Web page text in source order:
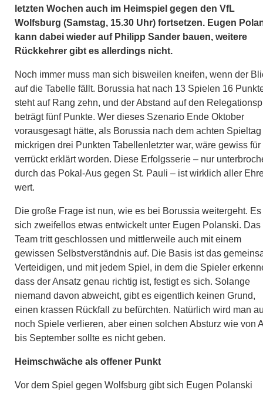
letzten Wochen auch im Heimspiel gegen den VfL
Wolfsburg (Samstag, 15.30 Uhr) fortsetzen. Eugen
kann dabei wieder auf Philipp Sander bauen, weitere
Rückkehrer gibt es allerdings nicht.
Noch immer muss man sich bisweilen kneifen, wenn der
auf die Tabelle fällt. Borussia hat nach 13 Spielen 16
steht auf Rang zehn, und der Abstand auf den
beträgt fünf Punkte. Wer dieses Szenario Ende Oktober
vorausgesagt hätte, als Borussia nach dem achten Spieltag
mickrigen drei Punkten Tabellenletzter war, wäre gewiss für
verrückt erklärt worden. Diese Erfolgsserie – nur
durch das Pokal-Aus gegen St. Pauli – ist wirklich aller
wert.
Die große Frage ist nun, wie es bei Borussia weitergeht. Es
sich zweifellos etwas entwickelt unter Eugen Polanski. Das
Team tritt geschlossen und mittlerweile auch mit einem
gewissen Selbstverständnis auf. Die Basis ist das
Verteidigen, und mit jedem Spiel, in dem die Spieler
dass der Ansatz genau richtig ist, festigt es sich. Solange
niemand davon abweicht, gibt es eigentlich keinen Grund,
einen krassen Rückfall zu befürchten. Natürlich wird man
noch Spiele verlieren, aber einen solchen Absturz wie von
bis September sollte es nicht geben.
Heimschwäche als offener Punkt
Vor dem Spiel gegen Wolfsburg gibt sich Eugen Polanski